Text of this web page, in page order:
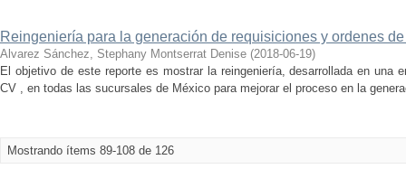
Reingeniería para la generación de requisiciones y ordenes
Alvarez Sánchez, Stephany Montserrat Denise (2018-06-19)
El objetivo de este reporte es mostrar la reingeniería, desarrollada en una
CV , en todas las sucursales de México para mejorar el proceso en la
Mostrando ítems 89-108 de 126